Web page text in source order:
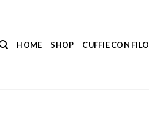
HOME SHOP CUFFIE CON FILO